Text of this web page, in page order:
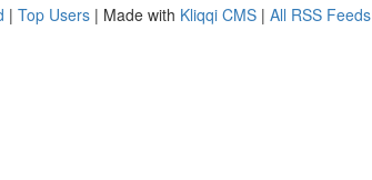
| Top Users | Made with Kliqqi CMS | All RSS Feeds